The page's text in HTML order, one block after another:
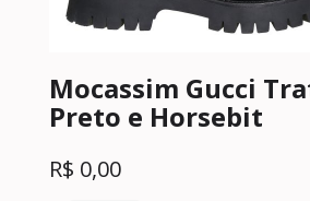
Mocassim Gucci
Preto e Horsebit
R$ 0,00